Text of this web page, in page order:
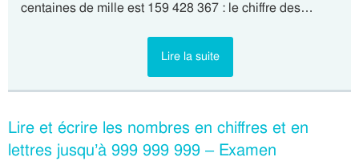
centaines de mille est 159 428 367 : le chiffre des…
Lire la suite
Lire et écrire les nombres en chiffres et en
lettres jusqu’à 999 999 999 – Examen